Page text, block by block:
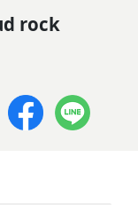
rock